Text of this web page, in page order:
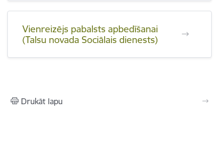
Vienreizējs pabalsts apbedīšanai
(Talsu novada Sociālais dienests)
Drukāt lapu